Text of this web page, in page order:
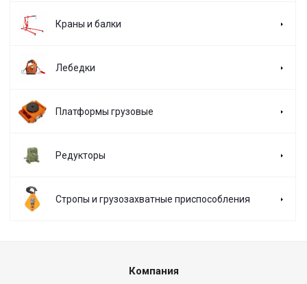
Краны и балки
Лебедки
Платформы грузовые
Редукторы
Стропы и грузозахватные приспособления
Компания